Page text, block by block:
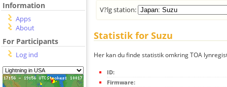
Information
Apps
About
For Participants
Log ind
V?lg station:
Statistik for Suzu
Her kan du finde statistik omkring TOA
ID:
Firmware: